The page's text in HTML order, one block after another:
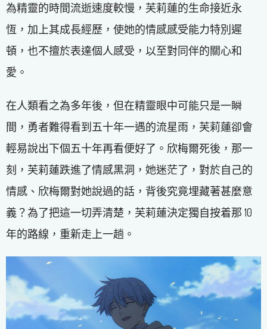
為精靈的時間流逝速度較慢，芙莉蓮的生命接近永
恆，加上其成長經歷，使她的情感感受能力特別遲
頓，也不擅於表達個人感受，以至對同伴的關心和
愛。
在人類看之為多年後，但在精靈眼中可能只是一瞬
間，勇者難得看到五十年一遇的流星雨，芙莉蓮卻會
輕易說出下個五十年再看便好了。欣梅爾死後，那一
刻，芙莉蓮跌進了情感黑洞，她迷茫了，對於自己的
情感、欣梅爾對她說過的話，背後究竟埋藏著甚麼意
義？為了把這一切弄清楚，芙莉蓮決定獨自按着那 10
年的路線，重新走上一趟。